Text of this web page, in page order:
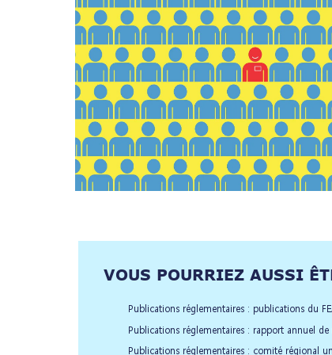
VOUS POURRIEZ AUSSI
Publications réglementaires : publications du
Publications réglementaires : rapport annuel
Publications réglementaires : comité régional